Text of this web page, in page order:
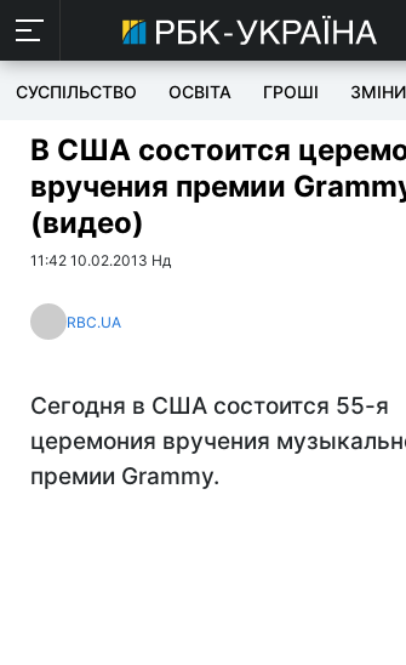
СУСПІЛЬСТВО ОСВІТА ГРОШІ ЗМІНИ
В США состоится
вручения премии
(видео)
11:42 10.02.2013 Нд
RBC.UA
Сегодня в США состоится 55-я
церемония вручения
премии Grammy.